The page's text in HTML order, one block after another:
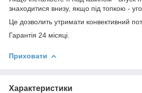
знаходитися внизу, якщо під топкою -
Це дозволить утримати конвективний
Гарантія 24 місяці.
Приховати
Характеристики